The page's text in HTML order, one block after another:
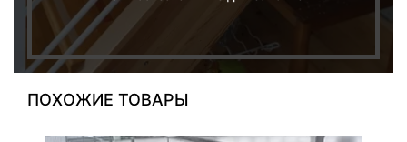
ПОХОЖИЕ ТОВАРЫ